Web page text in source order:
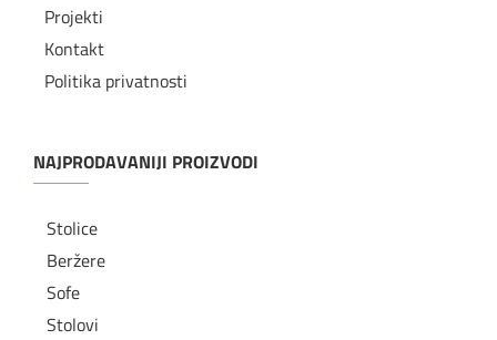
Projekti
Kontakt
Politika privatnosti
NAJPRODAVANIJI PROIZVODI
Stolice
Beržere
Sofe
Stolovi